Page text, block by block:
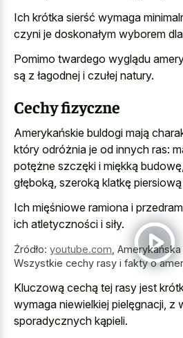
Ich krótka sierść wymaga
czyni je doskonałym wyborem
Pomimo twardego wyglądu
są z łagodnej i czułej natury.
Cechy fizyczne
Amerykańskie buldogi mają
który odróżnia je od innych ras:
potężne szczęki i miękką
głęboką, szeroką klatkę
Ich mięśniowe ramiona i
ich atletyczności i siły.
Źródło: youtube.com
Wszystkie cechy rasy i fakty o
Kluczową cechą tej rasy jest
wymaga niewielkiej pielęgnacji, z
sporadycznych kąpieli.